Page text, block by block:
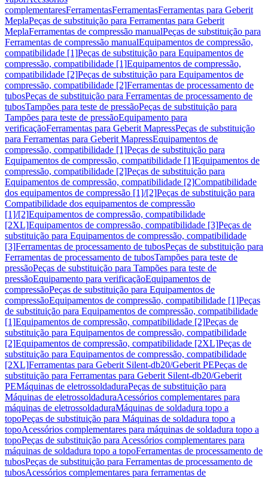
complementaresFerramentasFerramentasFerramentas para Geberit
MeplaPeças de substituição para Ferramentas para Geberit
MeplaFerramentas de compressão manualPeças de substituição para
Ferramentas de compressão manualEquipamentos de compressão,
compatibilidade [1]Peças de substituição para Equipamentos de
compressão, compatibilidade [1]Equipamentos de compressão,
compatibilidade [2]Peças de substituição para Equipamentos de
compressão, compatibilidade [2]Ferramentas de processamento de
tubosPeças de substituição para Ferramentas de processamento de
tubosTampões para teste de pressãoPeças de substituição para
Tampões para teste de pressãoEquipamento para
verificaçãoFerramentas para Geberit MapressPeças de substituição
para Ferramentas para Geberit MapressEquipamentos de
compressão, compatibilidade [1]Peças de substituição para
Equipamentos de compressão, compatibilidade [1]Equipamentos de
compressão, compatibilidade [2]Peças de substituição para
Equipamentos de compressão, compatibilidade [2]Compatibilidade
dos equipamentos de compressão [1]/[2]Peças de substituição para
Compatibilidade dos equipamentos de compressão
[1]/[2]Equipamentos de compressão, compatibilidade
[2XL]Equipamentos de compressão, compatibilidade [3]Peças de
substituição para Equipamentos de compressão, compatibilidade
[3]Ferramentas de processamento de tubosPeças de substituição para
Ferramentas de processamento de tubosTampões para teste de
pressãoPeças de substituição para Tampões para teste de
pressãoEquipamento para verificaçãoEquipamentos de
compressãoPeças de substituição para Equipamentos de
compressãoEquipamentos de compressão, compatibilidade [1]Peças
de substituição para Equipamentos de compressão, compatibilidade
[1]Equipamentos de compressão, compatibilidade [2]Peças de
substituição para Equipamentos de compressão, compatibilidade
[2]Equipamentos de compressão, compatibilidade [2XL]Peças de
substituição para Equipamentos de compressão, compatibilidade
[2XL]Ferramentas para Geberit Silent-db20/Geberit PEPeças de
substituição para Ferramentas para Geberit Silent-db20/Geberit
PEMáquinas de eletrossoldaduraPeças de substituição para
Máquinas de eletrossoldaduraAcessórios complementares para
máquinas de eletrossoldaduraMáquinas de soldadura topo a
topoPeças de substituição para Máquinas de soldadura topo a
topoAcessórios complementares para máquinas de soldadura topo a
topoPeças de substituição para Acessórios complementares para
máquinas de soldadura topo a topoFerramentas de processamento de
tubosPeças de substituição para Ferramentas de processamento de
tubosAcessórios complementares para ferramentas de